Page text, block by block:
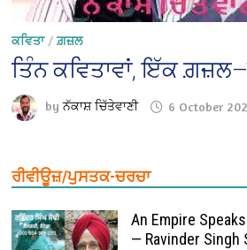
ਕਵਿਤਾ/ਗ਼ਜ਼ਲ
ਤਿੰਨ ਕਵਿਤਾਵਾਂ, ਇੱਕ
byਨੱਕਾਸ਼ ਚਿੱਤੇਵਾਣੀ 6 October
ਰੀਵੀਊਜ਼/ਪੁਸਤਕ-ਚਰਚਾ
An Empire
— Ravinder Singh